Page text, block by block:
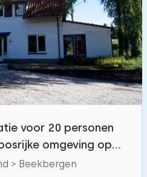
voor 20 personen
omgeving op
> Beekbergen